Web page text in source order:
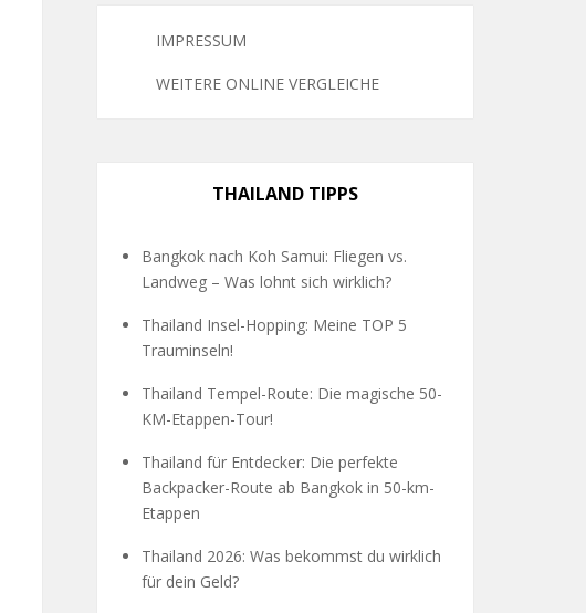
IMPRESSUM
WEITERE ONLINE VERGLEICHE
THAILAND TIPPS
Bangkok nach Koh Samui: Fliegen vs.
Landweg – Was lohnt sich wirklich?
Thailand Insel-Hopping: Meine TOP 5
Trauminseln!
Thailand Tempel-Route: Die magische 50-
KM-Etappen-Tour!
Thailand für Entdecker: Die perfekte
Backpacker-Route ab Bangkok in 50-km-
Etappen
Thailand 2026: Was bekommst du wirklich
für dein Geld?